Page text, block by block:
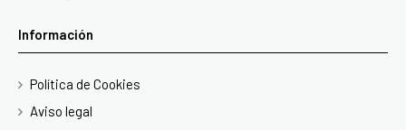
Información
Política de Cookies
Aviso legal